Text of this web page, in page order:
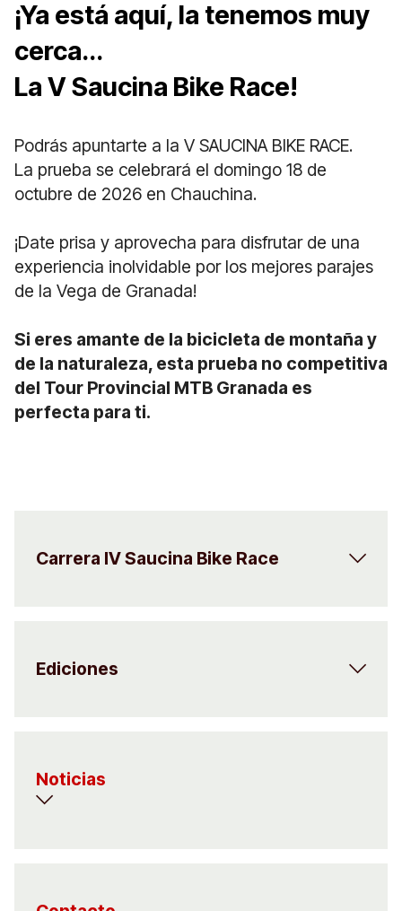
¡Ya está aquí, la tenemos muy
cerca...
La V Saucina Bike Race!
Podrás apuntarte a la V SAUCINA BIKE RACE.
La prueba se celebrará el domingo 18 de
octubre de 2026 en Chauchina.
¡Date prisa y aprovecha para disfrutar de una
experiencia inolvidable por los mejores parajes
de la Vega de Granada!
Si eres amante de la bicicleta de montaña y
de la naturaleza, esta prueba no competitiva
del Tour Provincial MTB Granada es
perfecta para ti.
Carrera IV Saucina Bike Race
Ediciones
Noticias